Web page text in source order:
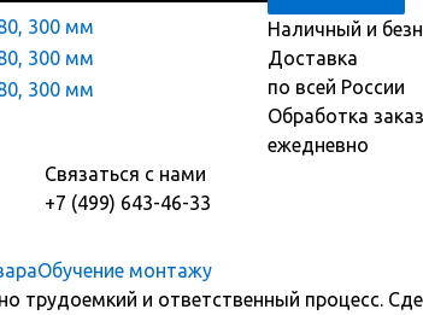
Наличный и
Доставка
по всей России
Обработка
ежедневно
Связаться с нами
+7 (499) 643-46-33
Обучение монтажу
трудоемкий и ответственный процесс.